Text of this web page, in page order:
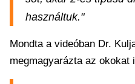
használtuk."
Mondta a videóban Dr.
megmagyarázta az okokat